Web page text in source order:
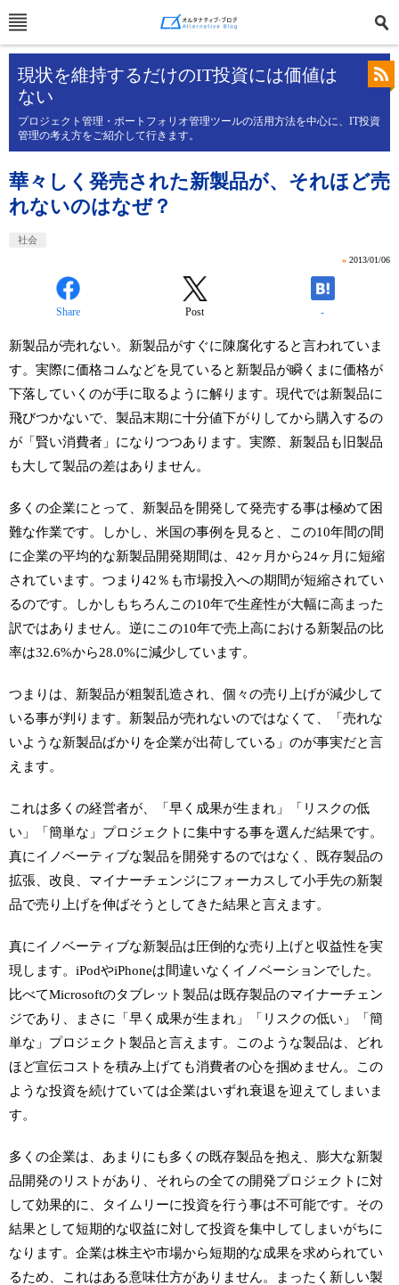
現状を維持するだけのIT投資には価値は
ない
プロジェクト管理・ポートフォリオ管理ツールの活用方法を中心に、IT投資
管理の考え方をご紹介して行きます。
華々しく発売された新製品が、それほど売
れないのはなぜ？
社会
» 2013/01/06
Share Post -
新製品が売れない。新製品がすぐに陳腐化すると言われていま
す。実際に価格コムなどを見ていると新製品が瞬くまに価格が
下落していくのが手に取るように解ります。現代では新製品に
飛びつかないで、製品末期に十分値下がりしてから購入するの
が「賢い消費者」になりつつあります。実際、新製品も旧製品
も大して製品の差はありません。
多くの企業にとって、新製品を開発して発売する事は極めて困
難な作業です。しかし、米国の事例を見ると、この10年間の間
に企業の平均的な新製品開発期間は、 42ヶ月から24ヶ月に短縮
されています。つまり42 ％も市場投入への期間が短縮されてい
るのです。しかしもちろんこの10年で生産性が大幅に高まった
訳ではありません。逆にこの10年で売上高における新製品の比
率は32.6%から28.0%に減少しています。
つまりは、新製品が粗製乱造され、個々の売り上げが減少して
いる事が判ります。新製品が売れないのではなくて、「売れな
いような新製品ばかりを企業が出荷している」のが事実だと言
えます。
これは多くの経営者が、「早く成果が生まれ」「リスクの低
い」「簡単な」プロジェクトに集中する事を選んだ結果です。
真にイノベーティブな製品を開発するのではなく、既存製品の
拡張、改良、マイナーチェンジにフォーカスして小手先の新製
品で売り上げを伸ばそうとしてきた結果と言えます。
真にイノベーティブな新製品は圧倒的な売り上げと収益性を実
現します。 iPodやiPhoneは間違いなくイノベーションでした。
比べてMicrosoftのタブレット製品は既存製品のマイナーチェン
ジであり、まさに「早く成果が生まれ」「リスクの低い」「簡
単な」プロジェクト製品と言えます。このような製品は、どれ
ほど宣伝コストを積み上げても消費者の心を掴めません。この
ような投資を続けていては企業はいずれ衰退を迎えてしまいま
す。
多くの企業は、あまりにも多くの既存製品を抱え、膨大な新製
品開発のリストがあり、それらの全ての開発プロジェクトに対
して効果的に、タイムリーに投資を行う事は不可能です。その
結果として短期的な収益に対して投資を集中してしまいがちに
なります。企業は株主や市場から短期的な成果を求められてい
るため、これはある意味仕方がありません。まったく新しい製